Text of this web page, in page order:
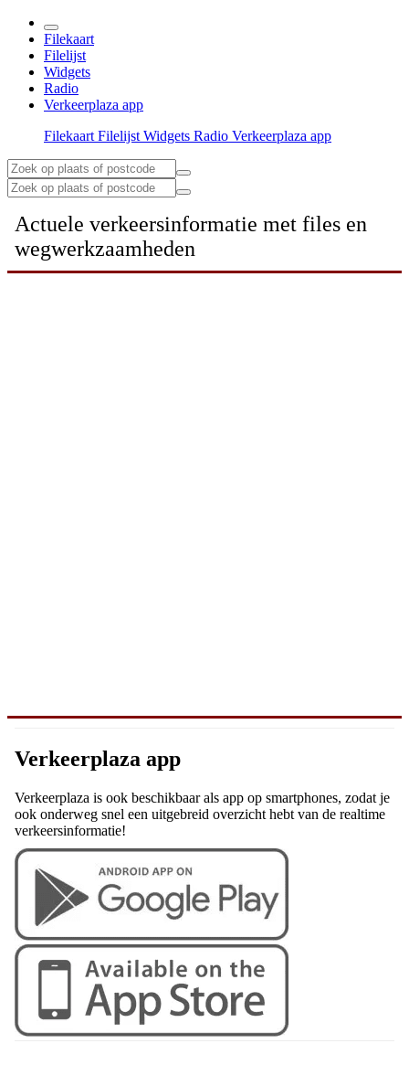
Filekaart
Filelijst
Widgets
Radio
Verkeerplaza app
Filekaart Filelijst Widgets Radio Verkeerplaza app
Actuele verkeersinformatie met files en
wegwerkzaamheden
Verkeerplaza app
Verkeerplaza is ook beschikbaar als app op smartphones, zodat je
ook onderweg snel een uitgebreid overzicht hebt van de realtime
verkeersinformatie!